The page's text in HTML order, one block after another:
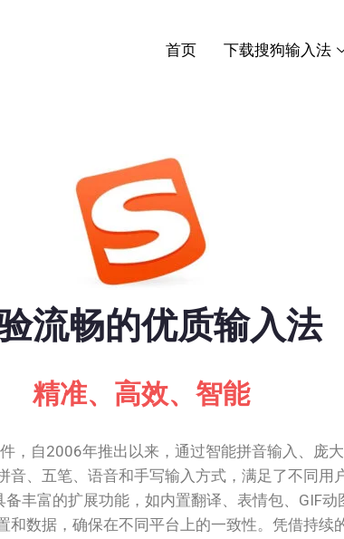
首页 下载搜狗输入法
流畅的优质输入法
精准、高效、智能
，自2006年推出以来，通过智能拼音输入、庞
、五笔、语音和手写输入方式，满足了不同用
丰富的扩展功能，如内置翻译、表情包、GIF
数据，确保在不同平台上的一致性。凭借持续